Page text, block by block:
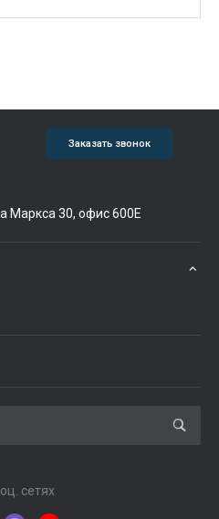
Заказать звонок
Маркса 30, офис 600Е
сетях